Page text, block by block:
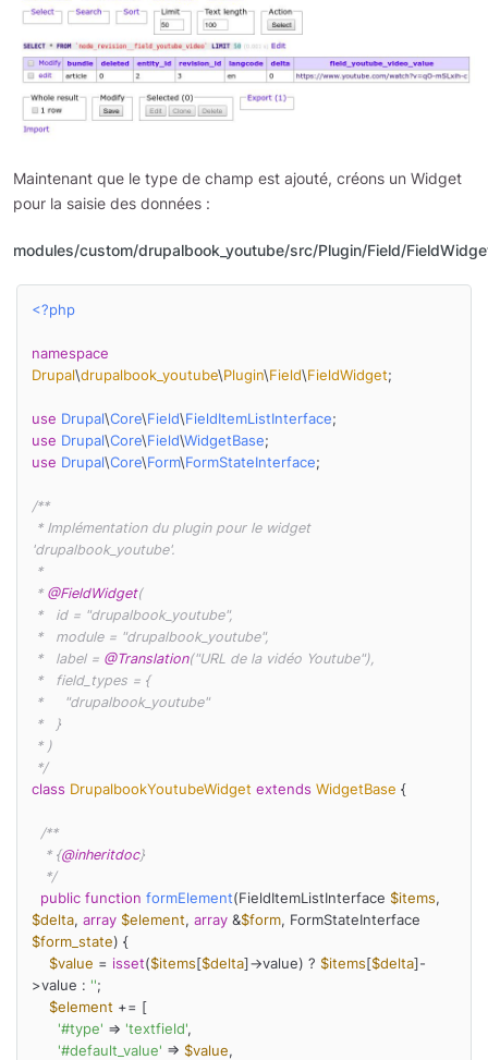
Maintenant que le type de champ est ajouté, créons un Widget
pour la saisie des données :
modules/custom/drupalbook_youtube/src/Plugin/Field/
<?php
namespace
Drupal\drupalbook_youtube\Plugin\Field\FieldWidget;
use Drupal\Core\Field\FieldItemListInterface
use Drupal\Core\Field\WidgetBase
use Drupal\Core\Form\FormStateInterface;
/**
'drupalbook_youtube'.
* @FieldWidget(
*   label = @Translation("URL de la vidéo Youtube"),
*/
class DrupalbookYoutubeWidget extends WidgetBase {
/**
   * {
@inheritdoc}
   */
public function formElement(FieldItemListInterface $items
$delta, array $element, array &$form
$form_state) {
$value = isset($items[$delta]->value) ? $items[$delta]-
>value : '';
$element += [
'#type' => 'textfield',
'#default_value' => $value,